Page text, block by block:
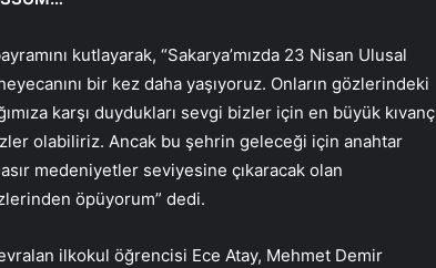
kutlayarak, “Sakarya’mızda 23 Nisan Ulusal
bir kez daha yaşıyoruz. Onların gözlerindeki
karşı duydukları sevgi bizler için en büyük kıvanç
olabiliriz. Ancak bu şehrin geleceği için anahtar
medeniyetler seviyesine çıkaracak olan
öpüyorum” dedi.
ilkokul öğrencisi Ece Atay, Mehmet Demir